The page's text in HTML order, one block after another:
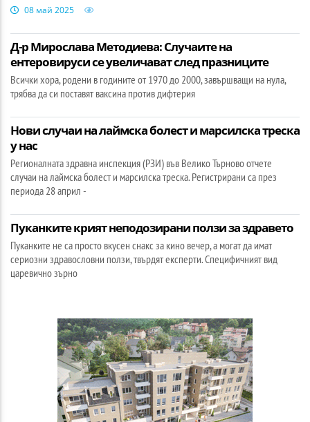
08 май 2025
Д-р Мирослава Методиева: Случаите на
ентеровируси се увеличават след празниците
Всички хора, родени в годините от 1970 до 2000, завършващи на нула,
трябва да си поставят ваксина против дифтерия
Нови случаи на лаймска болест и марсилска треска
у нас
Регионалната здравна инспекция (РЗИ) във Велико Търново отчете
случаи на лаймска болест и марсилска треска. Регистрирани са през
периода 28 април -
Пуканките крият неподозирани ползи за здравето
Пуканките не са просто вкусен снакс за кино вечер, а могат да имат
сериозни здравословни ползи, твърдят експерти. Специфичният вид
царевично зърно